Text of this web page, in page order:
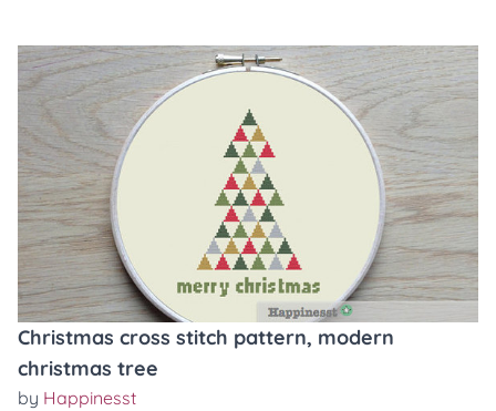
Christmas cross stitch pattern, modern
christmas tree
by Happinesst